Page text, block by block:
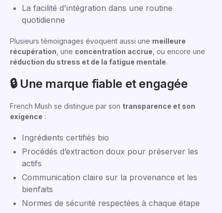
La facilité d'intégration dans une routine
quotidienne
Plusieurs témoignages évoquent aussi une meilleure
récupération, une concentration accrue, ou encore une
réduction du stress et de la fatigue mentale.
🔒 Une marque fiable et engagée
French Mush se distingue par son transparence et son
exigence :
Ingrédients certifiés bio
Procédés d’extraction doux pour préserver les
actifs
Communication claire sur la provenance et les
bienfaits
Normes de sécurité respectées à chaque étape